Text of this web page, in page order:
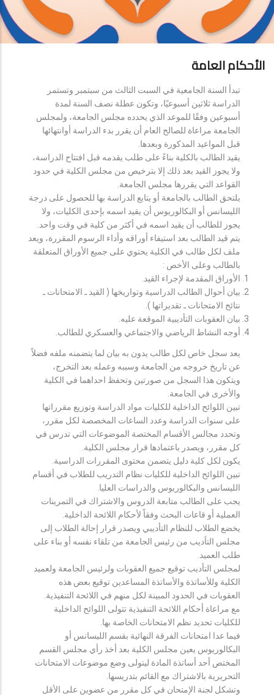
الأحكام العامة
تبدأ السنة الجامعية في السبت الثالث من سبتمبر وتستمر
الدراسة ثلاثين أسبوعيًا، وتكون عطلة نصف السنة لمدة
أسبوعين وفقًا للموعد الذي يحدده مجلس الجامعة، ولمجلس
الجامعة مراعاة للصالح العام أن يقرر بدء الدراسة أوانتهائها
قبل المواعيد المذكورة وبعدها.
يقيد الطالب بالكلية بناءً على طلب يقدمه قبل افتتاح الدراسة،
ولا يجوز القيد بعد ذلك إلا بترخيص من مجلس الكلية في حدود
القواعد التي يقررها مجلس الجامعة.
يلتحق الطالب بالجامعة أو يتابع الدراسة بها للحصول على درجة
الليسانس أو البكالوريوس أن يقيد اسمه بإحدى الكليات، ولا
يجوز للطالب أن يقيد اسمه في أكثر من كلية في وقت واحد.
يتم قيد الطالب بعد استيفاء أوراقه وأداء الرسوم المقررة، ويعد
ملف لكل طالب في الكلية يحتوي على جميع الأوراق المتعلقة
بالطالب وعلى الأخص :
الأوراق المقدمة لإجراء القيد.
بيان أحوال الطالب الدراسية وتواريخها ( القيد ـ الامتحانات ـ
نتائح الامتحانات ـ تقديراتها ).
بيان العقوبات التأديبية الموقعة عليه.
أوجه النشاط الرياضي والاجتماعي والعسكري للطالب.
يعد سجل خاص لكل طالب يدون به بيان لما يتضمنه ملفه فضلاً
عن تاريخ خروجه من الجامعة وسببه وعمله بعد التخرج،
ويتكون هذا السجل من صورتين وتحفظ احداهما في الكلية
والأخرى في الجامعة.
تبين اللوائح الداخلية للكليات مواد الدراسة وتوزيع مقرراتها
على سنوات الدراسة وعدد الساعات المخصصة لكل مقرر،
وتحدد مجالس الأقسام المختصة الموضوعات التي تدرس في
كل مقرر، ويصدر باعتمادها قرار مجلس الكلية.
يكون لكل كلية دليل يتضمن محتوى المقررات الدراسية.
تبين اللوائح الداخلية للكليات نظام التدريب للطلاب في أقسام
الليسانس والبكالوريوس والدراسات العليا.
يجب على الطالب متابعة الدروس والاشتراك في التمرينات
العملية أو قاعات البحث وفقاً لأحكام اللائحة الداخلية.
يخضع الطلاب للنظام التأديبي ويصدر قرار إحالة الطلاب إلى
مجلس التأديب من رئيس الجامعة من تلقاء نفسه أو بناء على
طلب العميد.
لمجلس التأديب توقيع جميع العقوبات ولرئيس الجامعة ولعميد
الكلية وللأساتذة والأساتذة المساعدين توقيع بعض هذه
العقوبات في الحدود المبينة لكل منهم في اللائحة التنفيذية.
مع مراعاة أحكام اللائحة التنفيذية تتولى اللوائح الداخلية
للكليات تحديد نظم الامتحانات الخاصة بها.
فيما عدا امتحانات الفرقة النهائية بقسم الليسانس أو
البكالوريوس يعين مجلس الكلية بعد أخذ رأي مجلس القسم
المختص أحد أساتذة المادة ليتولى وضع موضوعات الامتحانات
التحريرية بالاشتراك مع القائم بتدريسها.
وتشكل لجنة الإمتحان في كل مقرر من عضوين على الأقل